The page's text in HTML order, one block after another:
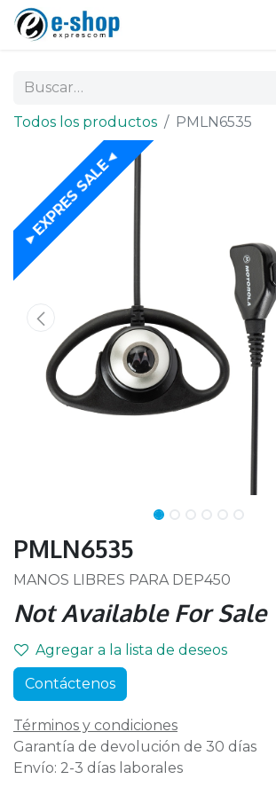
Todos los productos PMLN6535
►EXPRES SALE◄
PMLN6535
MANOS LIBRES PARA DEP450
Not Available For Sale
Agregar a la lista de deseos
Contáctenos
Términos y condiciones
Garantía de devolución de 30 días
Envío: 2-3 días laborales